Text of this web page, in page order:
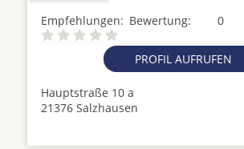
Empfehlungen: 0
Bewertung:
PROFIL AUFRUFEN
Hauptstraße 10 a
21376 Salzhausen